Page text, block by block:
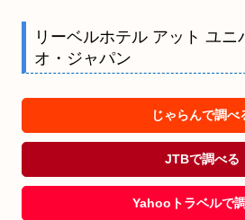
リーベルホテル アット ユニ
オ・ジャパン
じゃらんで調べ
JTBで調べる
Yahooトラベルで